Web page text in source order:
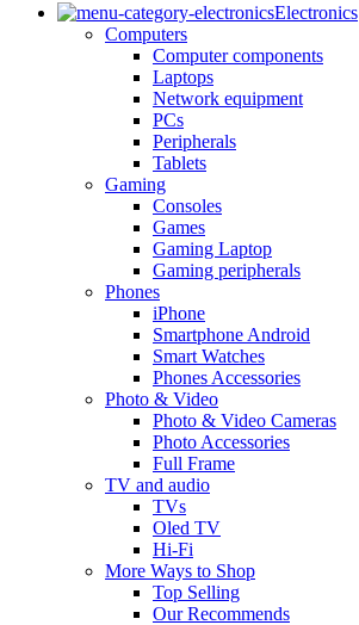
Electronics
Computers
Computer components
Laptops
Network equipment
PCs
Peripherals
Tablets
Gaming
Consoles
Games
Gaming Laptop
Gaming peripherals
Phones
iPhone
Smartphone Android
Smart Watches
Phones Accessories
Photo & Video
Photo & Video Cameras
Photo Accessories
Full Frame
TV and audio
TVs
Oled TV
Hi-Fi
More Ways to Shop
Top Selling
Our Recommends